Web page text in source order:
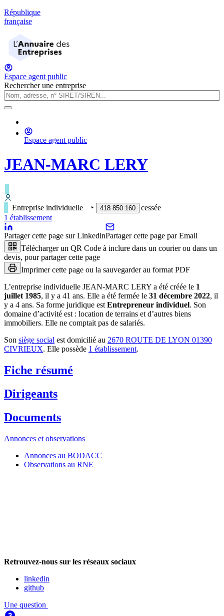
République
française
Espace agent public
Rechercher une entreprise
Espace agent public
JEAN-MARC LERY
Entreprise individuelle ‣ 418 850 160
cessée
1 établissement
Partager cette page sur LinkedinPartager cette page par Email
Télécharger un QR Code à inclure dans un courier ou dans un
devis, pour partager cette page
Imprimer cette page ou la sauvegarder au format PDF
L’entreprise individuelle JEAN-MARC LERY a été créée le 1
juillet 1985, il y a 41 ans. Elle a été fermée le 31 décembre 2022, il
y a 4 ans. Sa forme juridique est Entrepreneur individuel. Son
domaine d’activité est : location de terrains et d’autres biens
immobiliers. Elle ne comptait pas de salariés.
Son siège social est domicilié au 2670 ROUTE DE LYON 01390
CIVRIEUX. Elle possède 1 établissement.
Fiche résumé
Dirigeants
Documents
Annonces et observations
Annonces au BODACC
Observations au RNE
Retrouvez-nous sur les réseaux sociaux
linkedin
github
Une question